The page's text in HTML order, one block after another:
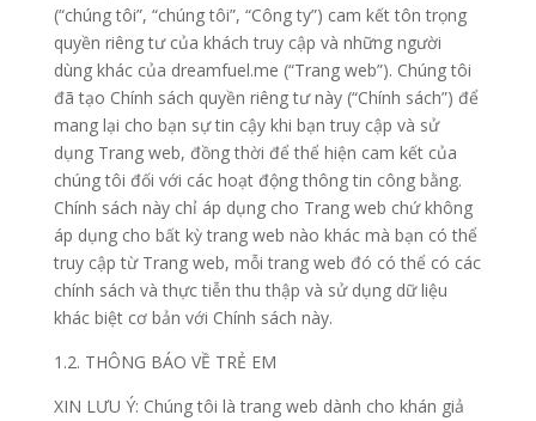
(“chúng tôi”, “chúng tôi”, “Công ty”) cam kết tôn trọng
quyền riêng tư của khách truy cập và những người
dùng khác của dreamfuel.me (“Trang web”). Chúng tôi
đã tạo Chính sách quyền riêng tư này (“Chính sách”) để
mang lại cho bạn sự tin cậy khi bạn truy cập và sử
dụng Trang web, đồng thời để thể hiện cam kết của
chúng tôi đối với các hoạt động thông tin công bằng.
Chính sách này chỉ áp dụng cho Trang web chứ không
áp dụng cho bất kỳ trang web nào khác mà bạn có thể
truy cập từ Trang web, mỗi trang web đó có thể có các
chính sách và thực tiễn thu thập và sử dụng dữ liệu
khác biệt cơ bản với Chính sách này.
1.2. THÔNG BÁO VỀ TRẺ EM
XIN LƯU Ý: Chúng tôi là trang web dành cho khán giả